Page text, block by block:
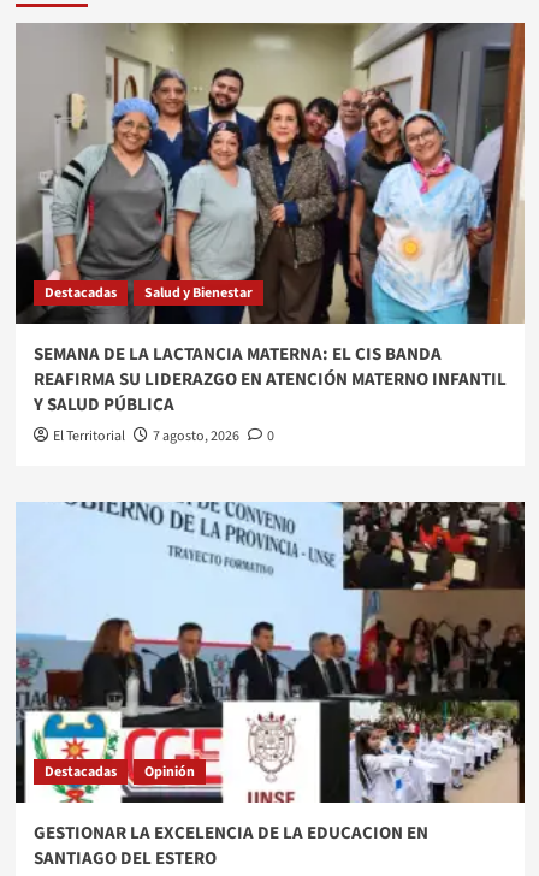
Destacadas Salud y Bienestar
SEMANA DE LA LACTANCIA MATERNA: EL CIS BANDA
REAFIRMA SU LIDERAZGO EN ATENCIÓN MATERNO INFANTIL
Y SALUD PÚBLICA
El Territorial 7 agosto, 2026 0
Destacadas Opinión
GESTIONAR LA EXCELENCIA DE LA EDUCACION EN
SANTIAGO DEL ESTERO